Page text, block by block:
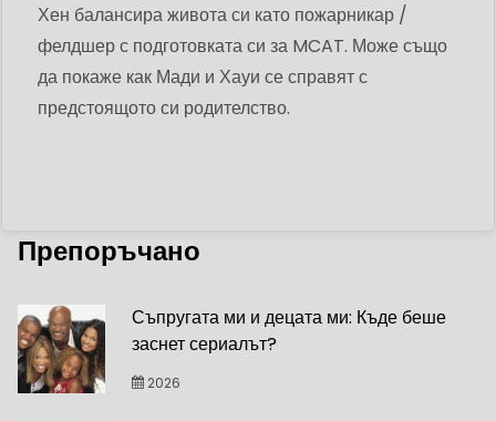
Хен балансира живота си като пожарникар /
фелдшер с подготовката си за MCAT. Може също
да покаже как Мади и Хауи се справят с
предстоящото си родителство.
Препоръчано
Съпругата ми и децата ми: Къде беше
заснет сериалът?
2026